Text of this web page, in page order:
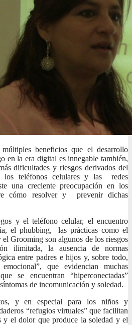
beneficios que el desarrollo
en la era digital es innegable también,
dificultades y riesgos derivados del
los teléfonos celulares y las redes
una creciente preocupación en los
cómo resolver y prevenir dichas
y el teléfono celular, el encuentro
el phubbing, las prácticas como el
Grooming son algunos de los riesgos
ilimitada, la ausencia de normas
entre padres e hijos y, sobre todo,
que evidencian muchas
se encuentran “hiperconectadas”
de incomunicación y soledad.
y en especial para los niños y
“refugios virtuales” que facilitan
y el dolor que produce la soledad y el